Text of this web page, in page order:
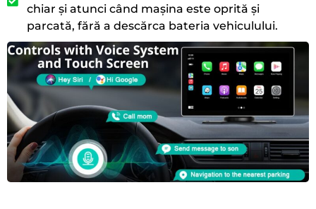
chiar și atunci când mașina este oprită și
parcată, fără a descărca bateria vehiculului.